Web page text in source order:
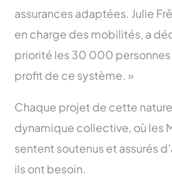
assurances adaptées. Julie
en charge des mobilités, a
priorité les 30 000
profit de ce système. »
Chaque projet de cette
dynamique collective, où les
sentent soutenus et assurés
ils ont besoin.